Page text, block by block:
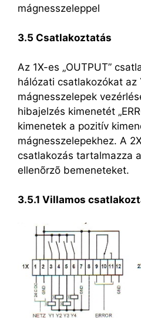
mágnesszeleppel
3.5 Csatlakoztatás
Az 1X-es „OUTPUT”
hálózati csatlakozókat az
mágnesszelepek
hibajelzés kimenetét
kimenetek a pozitív
mágnesszelepekhez. A
csatlakozás tartalmazza
ellenõrzõ bemeneteket.
3.5.1 Villamos